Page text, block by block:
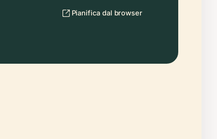
Pianifica dal browser